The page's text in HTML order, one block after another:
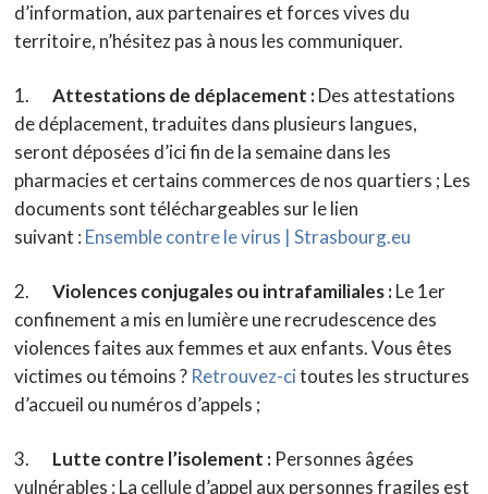
d’information, aux partenaires et forces vives du
territoire, n’hésitez pas à nous les communiquer.
1.Attestations de déplacement :Des attestations
de déplacement, traduites dans plusieurs langues,
seront déposées d’ici fin de la semaine dans les
pharmacies et certains commerces de nos quartiers ; Les
documents sont téléchargeables sur le lien
suivant : Ensemble contre le virus | Strasbourg.eu
2.Violences conjugales ou intrafamiliales :Le 1er
confinement a mis en lumière une recrudescence des
violences faites aux femmes et aux enfants. Vous êtes
victimes ou témoins ? Retrouvez-citoutes les structures
d’accueil ou numéros d’appels ;
3. Lutte contre l’isolement : Personnes âgées
vulnérables : La cellule d’appel aux personnes fragiles est